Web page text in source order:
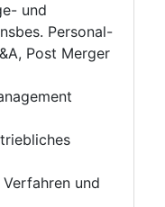
und
Personal-
Post Merger
und